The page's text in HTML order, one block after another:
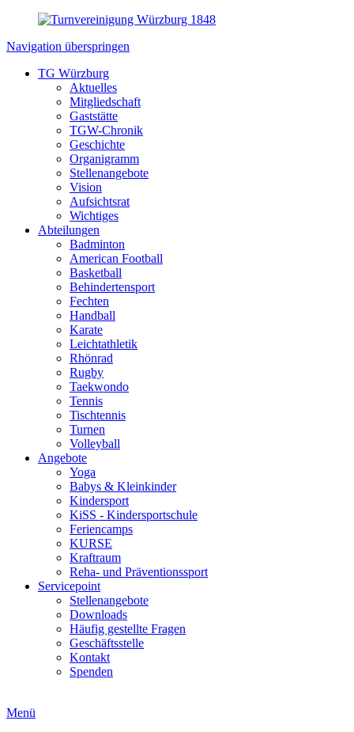
Navigation überspringen
TG Würzburg
Aktuelles
Mitgliedschaft
Gaststätte
TGW-Chronik
Geschichte
Organigramm
Stellenangebote
Vision
Aufsichtsrat
Wichtiges
Abteilungen
Badminton
American Football
Basketball
Behindertensport
Fechten
Handball
Karate
Leichtathletik
Rhönrad
Rugby
Taekwondo
Tennis
Tischtennis
Turnen
Volleyball
Angebote
Yoga
Babys & Kleinkinder
Kindersport
KiSS - Kindersportschule
Feriencamps
KURSE
Kraftraum
Reha- und Präventionssport
Servicepoint
Stellenangebote
Downloads
Häufig gestellte Fragen
Geschäftsstelle
Kontakt
Spenden
Menü